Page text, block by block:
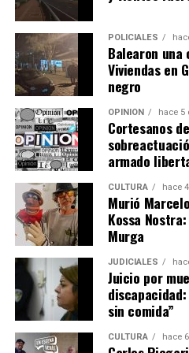
capacitación gratuita para
laborales.
“Las consideramos como la
podemos facilitar a los chicos
búsqueda laboral”, sostuvo
Las propuestas se dividen en
orientado al primer empleo e
sobre armado de currículum,
orientación laboral, coaching
empleabilidad y oratoria.
Además, se dictan
cursos de oficios y
al empleo formal, como
marketing, manejo de redes
POLICIALES
Balearon una
Viviendas en
negro
OPINIÓN hace 5
Cortesanos
armado
CULTURA hace
Murió
Kossa
Murga
JUDICIALES
Juicio por
sin comida”
CULTURA hace